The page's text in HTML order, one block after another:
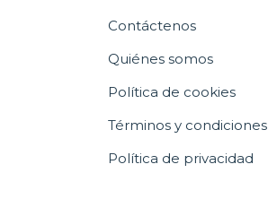
Contáctenos
Quiénes somos
Política de cookies
Términos y condiciones
Política de privacidad